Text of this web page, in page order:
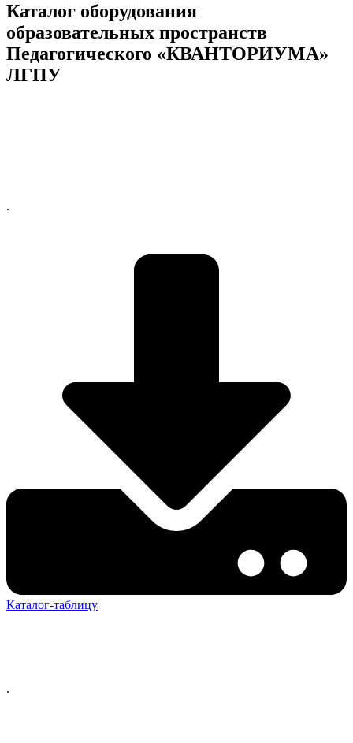
Каталог оборудования
образовательных пространств
Педагогического «КВАНТОРИУМА»
ЛГПУ
.
Каталог-таблицу
.